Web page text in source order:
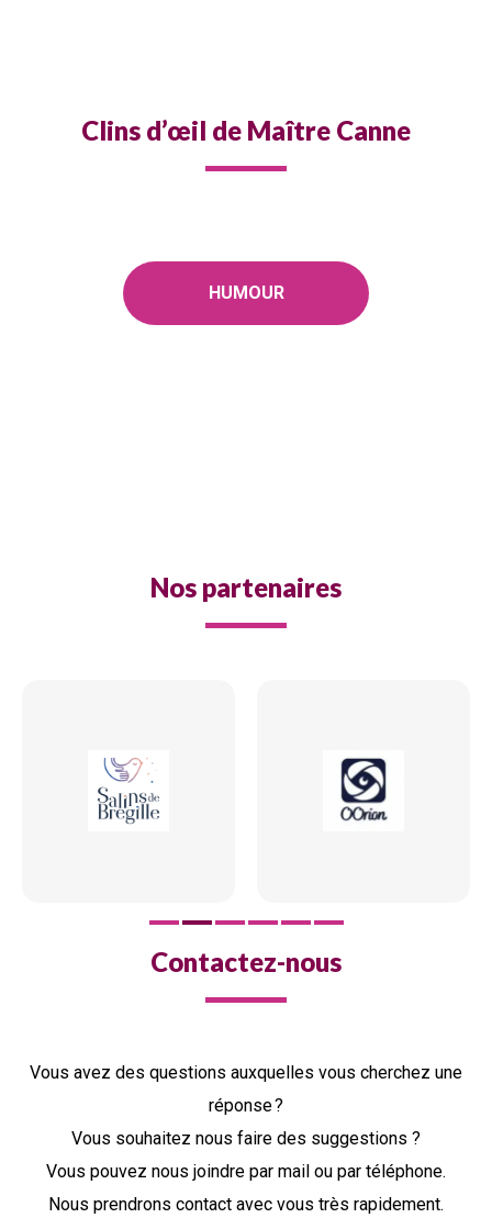
Clins d’œil de Maître Canne
HUMOUR
Nos partenaires
Contactez-nous
Vous avez des questions auxquelles vous cherchez une
réponse ?
Vous souhaitez nous faire des suggestions ?
Vous pouvez nous joindre par mail ou par téléphone.
Nous prendrons contact avec vous très rapidement.